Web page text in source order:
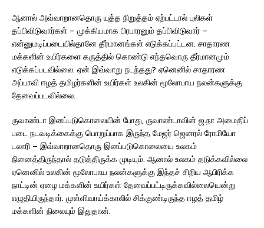
ஆனால் அவ்வாறானதொரு யுத்த நிறுத்தம் ஏற்பட்டால் புலிகள்
தப்பிவிடுவார்கள் – முக்கியமாக பிரபாரனும் தப்பிவிடுவார் –
என்னுமடிப்படையில்தானே தீர்மானங்கள் எடுக்கப்பட்டன. சாதாரண
மக்களின் உயிர்களை கருத்தில் கொண்டு எந்தவொரு தீர்மானமும்
எடுக்கப்படவில்லை. ஏன் இவ்வாறு நடந்தது? ஏனெனில் சாதாரண
அப்பாவி ஈழத் தமிழர்களின் உயிர்கள் உலகின் மூலோபாய நலன்களுக்கு
தேவைப்படவில்லை.
ருவாண்டா இனப்படுகொலையின் போது, ருவாண்டாவின் ஜ.நா அமைதிப்
படை நடவடிக்கைக்கு பொறுப்பாக இருந்த மேஜர் ஜெனரல் ரோமியோ
டலாரி – இவ்வாறானதொரு இனப்படுகொலையை உலகம்
நினைத்திருந்தால் தடுத்திருக்க முடியும். ஆனால் உலகம் தடுக்கவில்லை
ஏனெனில் உலகின் மூலோபாய நலன்களுக்கு இந்தச் சிறிய ஆபிரிக்க
நாட்டின் ஏழை மக்களின் உயிர்கள் தேவைப்பட்டிருக்கவில்லையென்று
எழுதியிருந்தார். முள்ளிவாய்க்காலில் சிக்குண்டிருந்த ஈழத் தமிழ்
மக்களின் நிலையும் இதுதான்.